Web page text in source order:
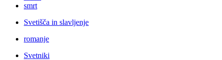
smrt
Svetišča in slavljenje
romanje
Svetniki